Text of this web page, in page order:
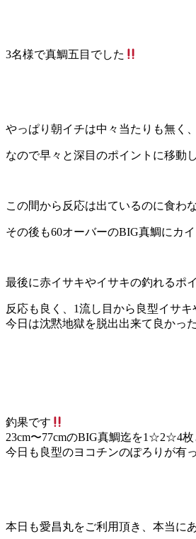
3名様で真鯛五目でした
やっぱり朝イチは中々当たりも無く
なので早々と深目のポイントに移動
この間から反応は出ているのに食わ
その後も60オーバーのBIG真鯛にカ
最後に赤イサキやイサキの釣れるポ
反応も良く、1流し目から良型イサ
今日は沈黙地獄を脱出出来て良かっ
釣果です
23cm〜77cmのBIG真鯛迄を1☆2☆4
今日も良型のヨコチンのぽろりが有
本日も愛昌丸をご利用頂き、本当に